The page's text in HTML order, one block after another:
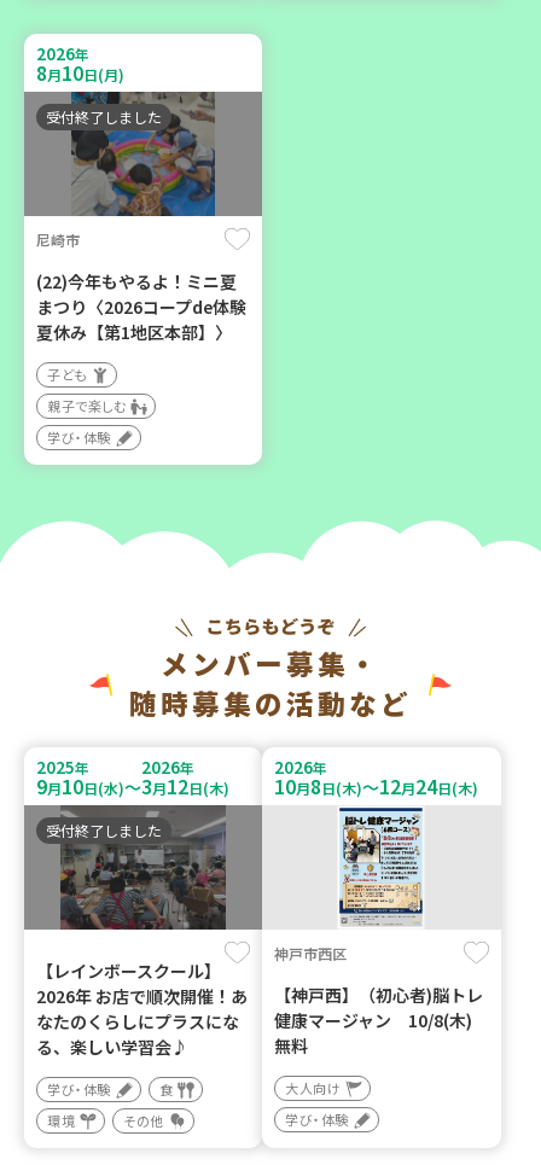
豊岡市
大人の発達障がいを学び、
か？
大人向け
学び・体験
2026年
8月10日(月)
受付終了しました
尼崎市
(22)今年もやるよ！ミニ夏
まつり〈2026コープde体験
夏休み【第1地区本部】〉
子ども
親子で楽しむ
学び・体験
メンバー募集・
随時募集の活動など
2025年
9月10日(水)～
2026年
3月12日(木)
受付終了しました
【レインボースクール】
2026年 お店で順次開催！あ
なたのくらしにプラスにな
る、楽しい学習会♪
学び・体験
食
環境
その他
2026年
10月8日(木)～12月24日(木)
神戸市西区
【神戸西】（初心者)脳トレ
健康マージャン 10/8(木)
無料
大人向け
学び・体験